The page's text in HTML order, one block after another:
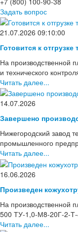
Задать вопрос
21.07.2026 09:10:00
Готовится к
На производственной
и технического
Читать далее...
14.07.2026
Завершено
Нижегородский завод
промышленного
Читать далее...
16.06.2026
Произведен
На производственной
500 ТУ-1,0-М8-20Г-2-
Читать далее...